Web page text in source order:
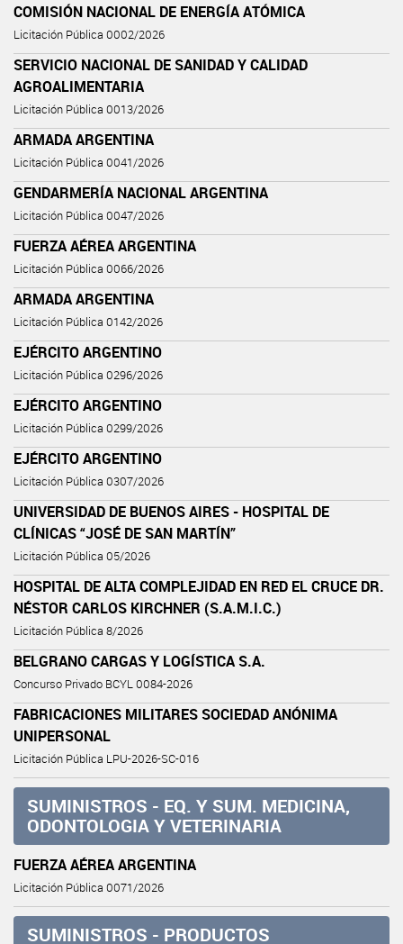
COMISIÓN NACIONAL DE ENERGÍA ATÓMICA
Licitación Pública 0002/2026
SERVICIO NACIONAL DE SANIDAD Y CALIDAD
AGROALIMENTARIA
Licitación Pública 0013/2026
ARMADA ARGENTINA
Licitación Pública 0041/2026
GENDARMERÍA NACIONAL ARGENTINA
Licitación Pública 0047/2026
FUERZA AÉREA ARGENTINA
Licitación Pública 0066/2026
ARMADA ARGENTINA
Licitación Pública 0142/2026
EJÉRCITO ARGENTINO
Licitación Pública 0296/2026
EJÉRCITO ARGENTINO
Licitación Pública 0299/2026
EJÉRCITO ARGENTINO
Licitación Pública 0307/2026
UNIVERSIDAD DE BUENOS AIRES - HOSPITAL DE
CLÍNICAS “JOSÉ DE SAN MARTÍN”
Licitación Pública 05/2026
HOSPITAL DE ALTA COMPLEJIDAD EN RED EL CRUCE DR.
NÉSTOR CARLOS KIRCHNER (S.A.M.I.C.)
Licitación Pública 8/2026
BELGRANO CARGAS Y LOGÍSTICA S.A.
Concurso Privado BCYL 0084-2026
FABRICACIONES MILITARES SOCIEDAD ANÓNIMA
UNIPERSONAL
Licitación Pública LPU-2026-SC-016
SUMINISTROS - EQ. Y SUM. MEDICINA,
ODONTOLOGIA Y VETERINARIA
FUERZA AÉREA ARGENTINA
Licitación Pública 0071/2026
SUMINISTROS - PRODUCTOS